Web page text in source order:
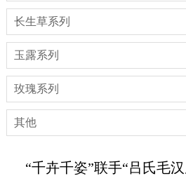
长生草系列
玉露系列
玫瑰系列
其他
“千卉千姿”联手“吕氏毛